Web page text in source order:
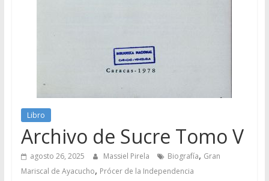
Libro
Archivo de Sucre Tomo V
agosto 26, 2025 Massiel Pirela Biografía, Gran
Mariscal de Ayacucho, Prócer de la Independencia